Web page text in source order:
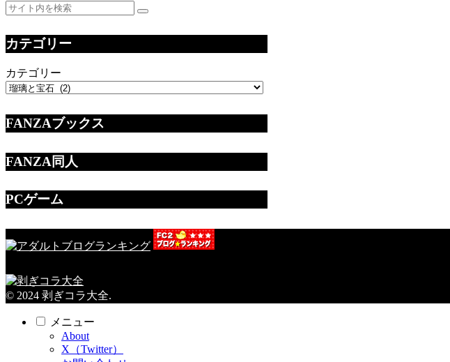
カテゴリー
カテゴリー
FANZAブックス
FANZA同人
PCゲーム
© 2024 剥ぎコラ大全.
メニュー
About
X（Twitter）